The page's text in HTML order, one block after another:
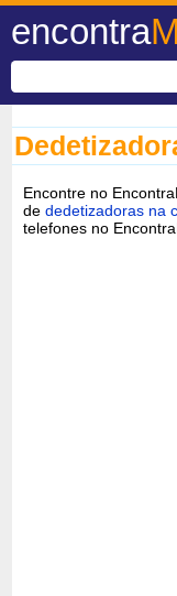
encontra
Encontre no
dededetizadoras na
telefones no